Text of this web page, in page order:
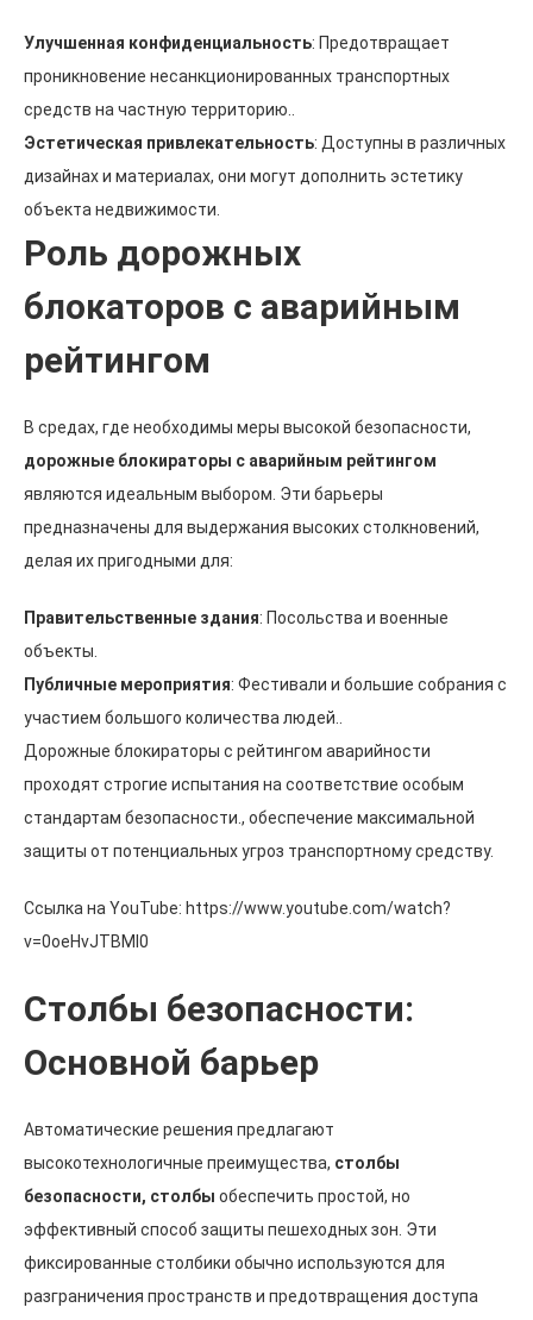
Улучшенная конфиденциальность: Предотвращает
проникновение несанкционированных транспортных
средств на частную территорию..
Эстетическая привлекательность: Доступны в различных
дизайнах и материалах, они могут дополнить эстетику
объекта недвижимости.
Роль дорожных
блокаторов с аварийным
рейтингом
В средах, где необходимы меры высокой безопасности,
дорожные блокираторы с аварийным рейтингом
являются идеальным выбором. Эти барьеры
предназначены для выдержания высоких столкновений,
делая их пригодными для:
Правительственные здания: Посольства и военные
объекты.
Публичные мероприятия: Фестивали и большие собрания с
участием большого количества людей..
Дорожные блокираторы с рейтингом аварийности
проходят строгие испытания на соответствие особым
стандартам безопасности., обеспечение максимальной
защиты от потенциальных угроз транспортному средству.
Ссылка на YouTube: https://www.youtube.com/watch?
v=0oeHvJTBMl0
Столбы безопасности:
Основной барьер
Автоматические решения предлагают
высокотехнологичные преимущества, столбы
безопасности, столбы обеспечить простой, но
эффективный способ защиты пешеходных зон. Эти
фиксированные столбики обычно используются для
разграничения пространств и предотвращения доступа